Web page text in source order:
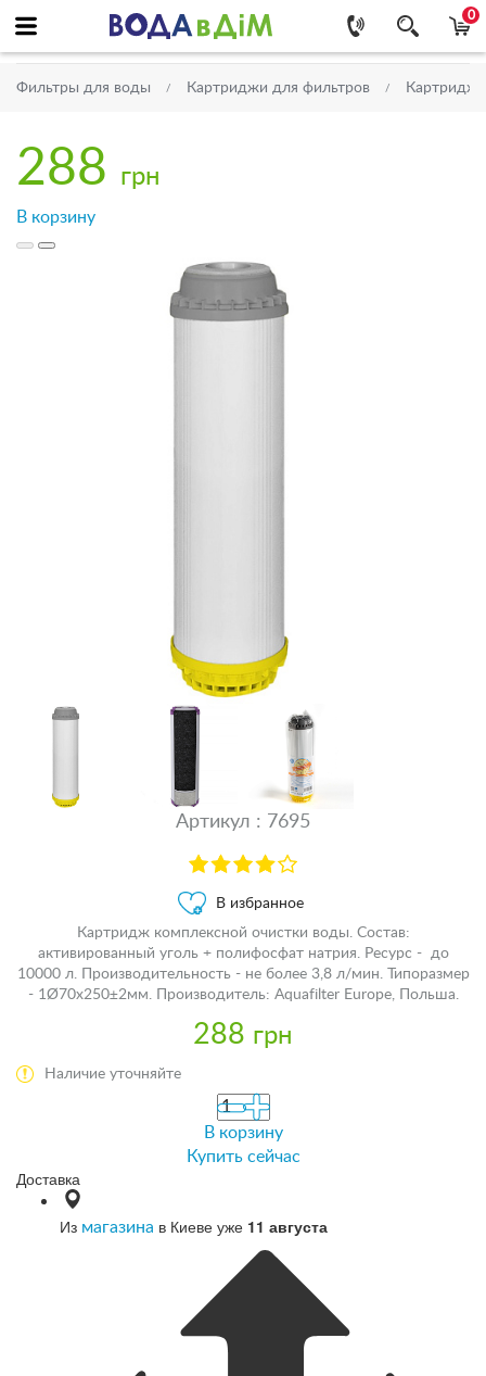
0
Фильтры для воды Картриджи для фильтров
288 грн
В корзину
Артикул : 7695
В избранное
Картридж комплексной очистки воды. Состав:
активированный уголь + полифосфат натрия. Ресурс - до
10000 л. Производительность - не более 3,8 л/мин. Типоразмер
- 1Ø70x250±2мм. Производитель: Aquafilter Europe, Польша.
288 грн
Наличие уточняйте
В корзину
Купить сейчас
Доставка
Из магазина в Киеве уже 11 августа